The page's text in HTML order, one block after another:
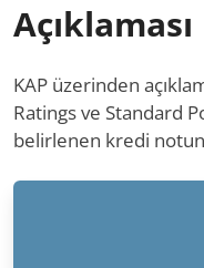
Açıklaması
KAP üzerinden
Ratings ve Standard
belirlenen kredi